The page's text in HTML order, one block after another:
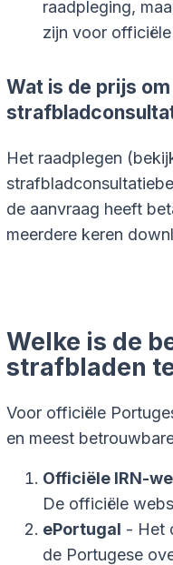
raadpleging,
zijn voor
Wat is de prijs
Het raadplegen
de aanvraag heeft
meerdere keren
Welke is de
strafbladen
Voor officiële
en meest
Officiële IRN-
De officiële
ePortugal - Het
de Portugese